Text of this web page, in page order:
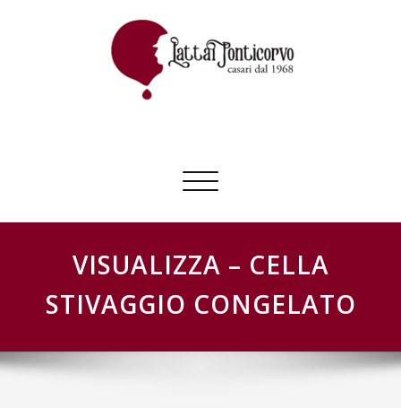
Commuta
navigazione
VISUALIZZA – CELLA
STIVAGGIO CONGELATO